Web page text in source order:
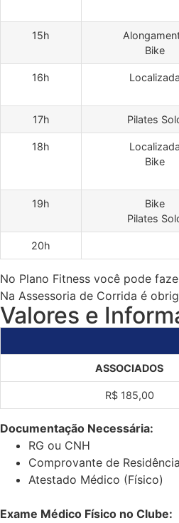
15h
Bike
16h Localizada
17h Pilates
18h
Localizada
Bike
19h
Bike
Pilates
20h
No Plano Fitness você pode
Na Assessoria de Corrida é
Valores e
ASSOCIADOS
R$ 185,00
Documentação Necessária:
RG ou CNH
Comprovante de Residência
Atestado Médico (Físico)
Exame Médico Físico no Clube: